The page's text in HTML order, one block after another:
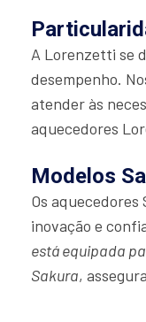
A Lorenzetti se
desempenho.
atender às
aquecedores
Modelos
Os aquecedores
inovação e
está equipada
Sakura,